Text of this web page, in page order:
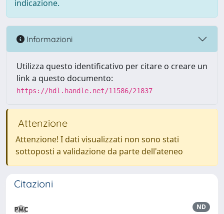
indicazione.
Informazioni
Utilizza questo identificativo per citare o creare un
link a questo documento:
https://hdl.handle.net/11586/21837
Attenzione
Attenzione! I dati visualizzati non sono stati
sottoposti a validazione da parte dell'ateneo
Citazioni
ND